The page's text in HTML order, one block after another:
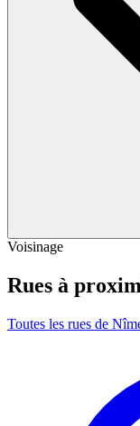
Voisinage
Rues à
Toutes les rues de